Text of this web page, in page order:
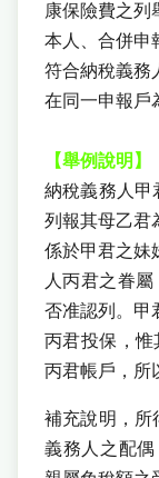
康保險費之列
本人、合併申
符合納稅義務
在同一申報戶
【舉例說明】
納稅義務人甲
列報其母乙君
係於甲君之妹
人丙君之眷
否准認列。甲
丙君投保，惟
丙君帳戶，所
補充說明，所
義務人之配